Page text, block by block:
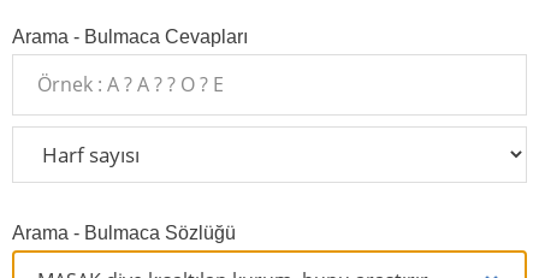
Arama - Bulmaca Cevapları
Arama - Bulmaca Sözlüğü